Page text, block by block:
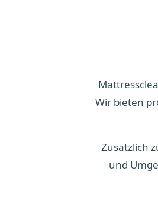
Wir bieten
Zusätzlich
und